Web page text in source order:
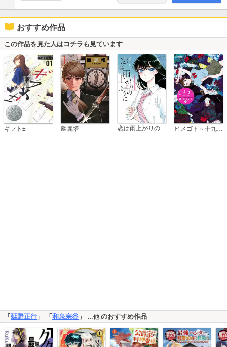
おすすめ作品
この作品を見た人はコチラも見ています
ギフト± 幽麗塔 恋は雨上がりのように
「延野正行 」 「和泉宗谷 」 …他のおすすめ作品